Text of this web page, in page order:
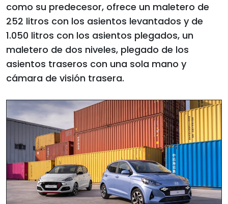
como su predecesor, ofrece un maletero de
252 litros con los asientos levantados y de
1.050 litros con los asientos plegados, un
maletero de dos niveles, plegado de los
asientos traseros con una sola mano y
cámara de visión trasera.